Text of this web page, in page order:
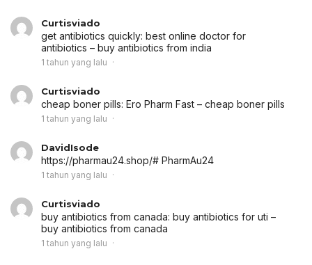
Curtisviado
get antibiotics quickly: best online doctor for
antibiotics – buy antibiotics from india
1 tahun yang lalu
Curtisviado
cheap boner pills: Ero Pharm Fast – cheap boner pills
1 tahun yang lalu
DavidIsode
https://pharmau24.shop/# PharmAu24
1 tahun yang lalu
Curtisviado
buy antibiotics from canada: buy antibiotics for uti –
buy antibiotics from canada
1 tahun yang lalu